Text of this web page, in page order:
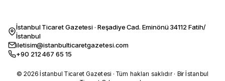
İstanbul Ticaret Gazetesi · Reşadiye Cad. Eminönü 34112 Fatih/
İstanbul
iletisim@istanbulticaretgazetesi.com
+90 212 467 65 15
© 2026 İstanbul Ticaret Gazetesi · Tüm hakları saklıdır · Bir İstanbul